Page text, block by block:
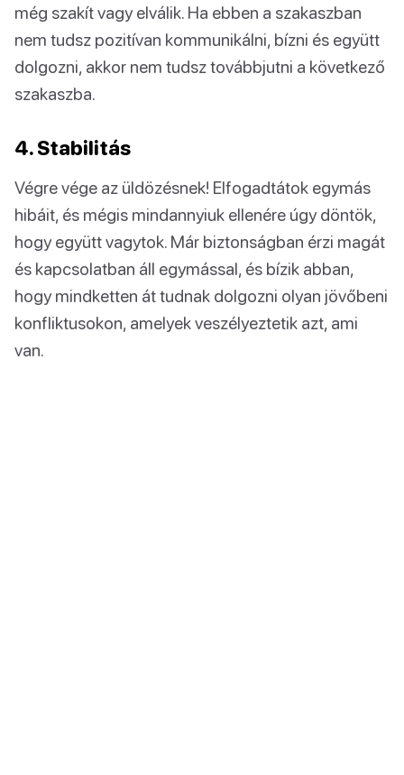
még szakít vagy elválik. Ha ebben a szakaszban
nem tudsz pozitívan kommunikálni, bízni és együtt
dolgozni, akkor nem tudsz továbbjutni a következő
szakaszba.
4. Stabilitás
Végre vége az üldözésnek! Elfogadtátok egymás
hibáit, és mégis mindannyiuk ellenére úgy döntök,
hogy együtt vagytok. Már biztonságban érzi magát
és kapcsolatban áll egymással, és bízik abban,
hogy mindketten át tudnak dolgozni olyan jövőbeni
konfliktusokon, amelyek veszélyeztetik azt, ami
van.